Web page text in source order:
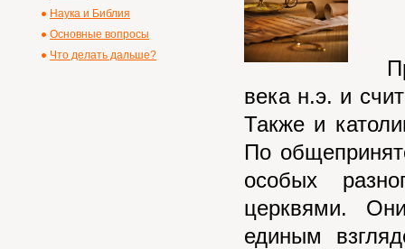
века н.э. и
Также и
По
особых
церквями.
единым
Наука и Библия
Основные вопросы
Что делать дальше?